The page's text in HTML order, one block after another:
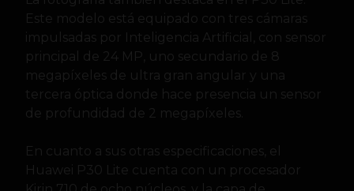
Este modelo está equipado con tres cámaras
impulsadas por Inteligencia Artificial, con sensor
principal de 24 MP, uno secundario de 8
megapíxeles de ultra gran angular y una
tercera óptica donde hace presencia un sensor
de profundidad de 2 megapíxeles.
En cuanto a sus otras especificaciones, el
Huawei P30 Lite cuenta con un procesador